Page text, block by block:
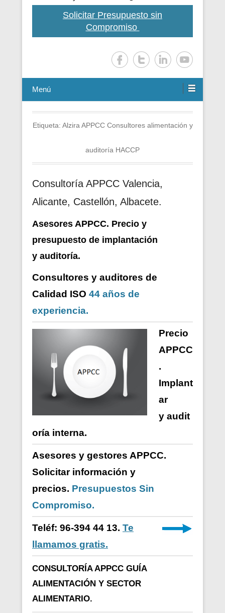
Solicitar Presupuesto sin
Compromiso
Menú
Etiqueta: Alzira APPCC Consultores alimentación y
auditoría HACCP
Consultoría APPCC Valencia,
Alicante, Castellón, Albacete.
Asesores APPCC. Precio y
presupuesto de implantación
y auditoría.
Consultores y auditores de
Calidad ISO 44 años de
experiencia.
Precio
APPCC
.
Implant
ar
y audit
oría interna.
Asesores y gestores APPCC.
Solicitar información y
precios. Presupuestos Sin
Compromiso.
Teléf: 96-394 44 13. Te
llamamos gratis.
CONSULTORÍA APPCC GUÍA
ALIMENTACIÓN Y SECTOR
ALIMENTARIO.